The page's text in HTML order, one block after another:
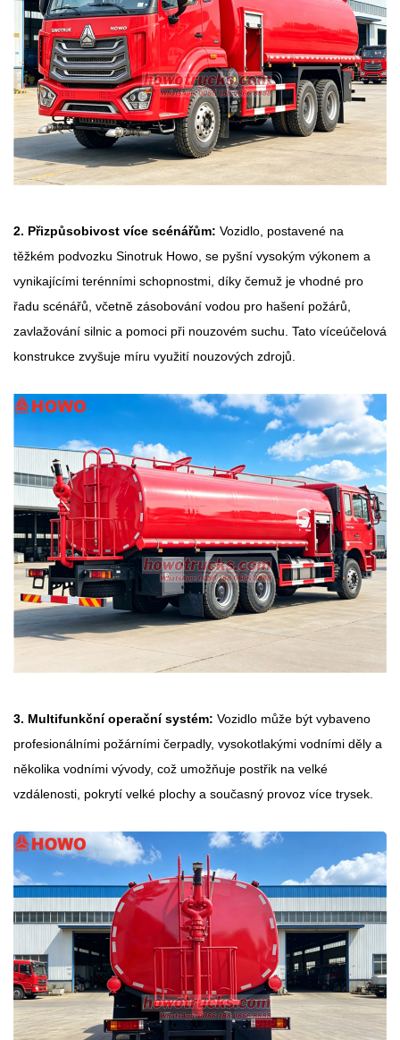
2. Přizpůsobivost více scénářům: Vozidlo, postavené na
těžkém podvozku Sinotruk Howo, se pyšní vysokým výkonem a
vynikajícími terénními schopnostmi, díky čemuž je vhodné pro
řadu scénářů, včetně zásobování vodou pro hašení požárů,
zavlažování silnic a pomoci při nouzovém suchu. Tato víceúčelová
konstrukce zvyšuje míru využití nouzových zdrojů.
3. Multifunkční operační systém: Vozidlo může být vybaveno
profesionálními požárními čerpadly, vysokotlakými vodními děly a
několika vodními vývody, což umožňuje postřik na velké
vzdálenosti, pokrytí velké plochy a současný provoz více trysek.